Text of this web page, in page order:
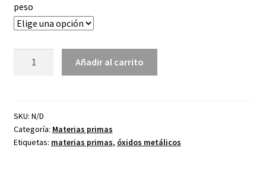
30,15€
peso
Añadir al carrito
SKU: N/D
Categoría: Materias primas
Etiquetas: materias primas, óxidos metálicos